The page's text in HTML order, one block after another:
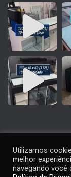
Utilizamos
melhor
navegando